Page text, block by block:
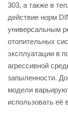
303, а также в
действие норм
универсальным
отопительных
эксплуатации в
агрессивной
запыленности.
модели
использовать её